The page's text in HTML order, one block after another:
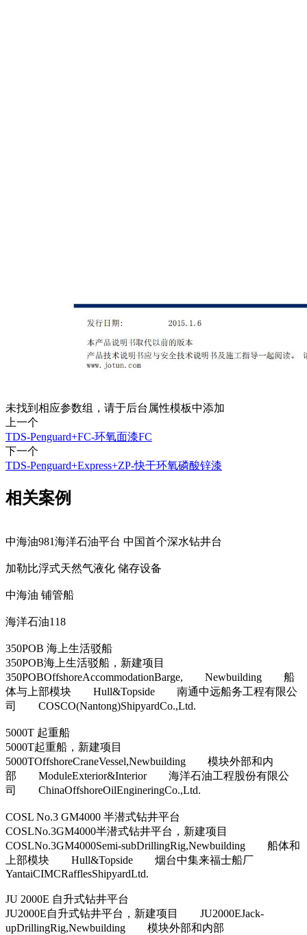
未找到相应参数组，请于后台属性模板中添加
上一个
TDS-Penguard+FC-环氧面漆FC
下一个
TDS-Penguard+Express+ZP-快干环氧磷酸锌漆
相关案例
中海油981海洋石油平台 中国首个深水钻井台
加勒比浮式天然气液化 储存设备
中海油 铺管船
海洋石油118
350POB 海上生活驳船
350POB海上生活驳船，新建项目
350POBOffshoreAccommodationBarge, Newbuilding 船
体与上部模块 Hull&Topside 南通中远船务工程有限公
司 COSCO(Nantong)ShipyardCo.,Ltd.
5000T 起重船
5000T起重船，新建项目
5000TOffshoreCraneVessel,Newbuilding 模块外部和内
部 ModuleExterior&Interior 海洋石油工程股份有限公
司 ChinaOffshoreOilEngineringCo.,Ltd.
COSL No.3 GM4000 半潜式钻井平台
COSLNo.3GM4000半潜式钻井平台，新建项目
COSLNo.3GM4000Semi-subDrillingRig,Newbuilding 船体和
上部模块 Hull&Topside 烟台中集来福士船厂
YantaiCIMCRafflesShipyardLtd.
JU 2000E 自升式钻井平台
JU2000E自升式钻井平台，新建项目 JU2000EJack-
upDrillingRig,Newbuilding 模块外部和内部